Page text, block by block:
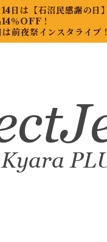
日は【石沼民感謝の日】
％OFF！
前夜祭インスタライブ！